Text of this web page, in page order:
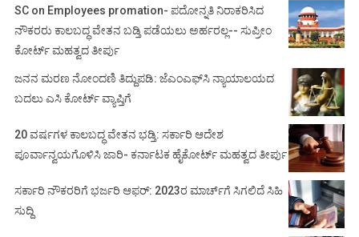
SC on Employees promation- ಪದೋನ್ನತಿ ನಿರಾಕರಿಸಿದ
ನೌಕರರು ಕಾಲಬದ್ಧ ವೇತನ ಬಡ್ತಿ ಪಡೆಯಲು ಅರ್ಹರಲ್ಲ-- ಸುಪ್ರೀಂ
ಕೋರ್ಟ್ ಮಹತ್ವದ ತೀರ್ಪು
ಜನನ ಮರಣ ನೋಂದಣಿ ತಿದ್ದುಪಡಿ: ಜೆಎಂಎಫ್‌ಸಿ ನ್ಯಾಯಾಲಯದ
ಬದಲು ಎಸಿ ಕೋರ್ಟ್‌ ವ್ಯಾಪ್ತಿಗೆ
20 ವರ್ಷಗಳ ಕಾಲಬದ್ಧ ವೇತನ ಭಡ್ತಿ: ಸರ್ಕಾರಿ ಆದೇಶ
ಪೂರ್ವಾನ್ವಯಗೊಳಿಸಿ ಜಾರಿ- ಕರ್ನಾಟಕ ಹೈಕೋರ್ಟ್ ಮಹತ್ವದ ತೀರ್ಪು
ಸರ್ಕಾರಿ ನೌಕರರಿಗೆ ಭರ್ಜರಿ ಆಫರ್: 2023ರ ಮಾರ್ಚ್‌ಗೆ ಸಿಗಲಿದೆ ಸಿಹಿ
ಸುದ್ದಿ